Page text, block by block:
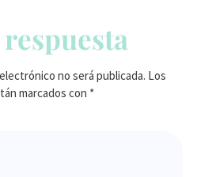
no será publicada. Los
marcados con *